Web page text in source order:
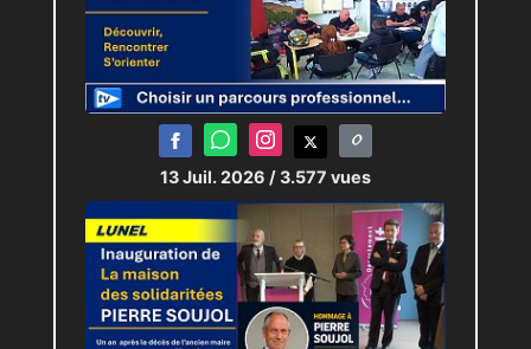
13 Juil. 2026 / 3.577 vues